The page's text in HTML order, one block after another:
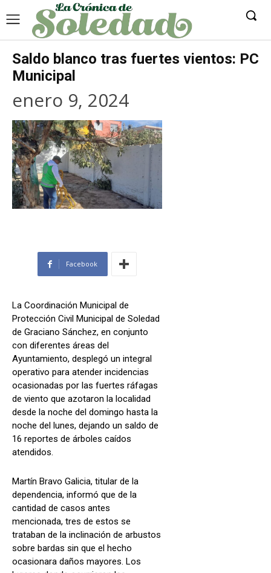
Saldo blanco tras fuertes vientos: PC
Municipal
enero 9, 2024
Facebook
La Coordinación Municipal de
Protección Civil Municipal de Soledad
de Graciano Sánchez, en conjunto
con diferentes áreas del
Ayuntamiento, desplegó un integral
operativo para atender incidencias
ocasionadas por las fuertes ráfagas
de viento que azotaron la localidad
desde la noche del domingo hasta la
noche del lunes, dejando un saldo de
16 reportes de árboles caídos
atendidos.
Martín Bravo Galicia, titular de la
dependencia, informó que de la
cantidad de casos antes
mencionada, tres de estos se
trataban de la inclinación de arbustos
sobre bardas sin que el hecho
ocasionara daños mayores. Los